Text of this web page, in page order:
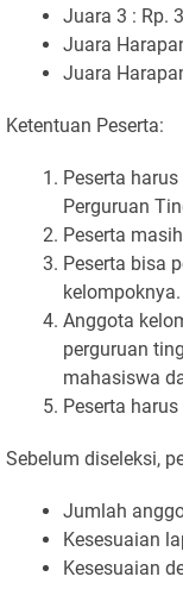
Juara 3 : Rp.
Juara
Juara
Ketentuan Peserta:
Peserta
Perguruan
Peserta
Peserta bisa
kelompoknya.
Anggota
perguruan
mahasiswa
Peserta
Sebelum diseleksi,
Jumlah
Kesesuaian
Kesesuaian